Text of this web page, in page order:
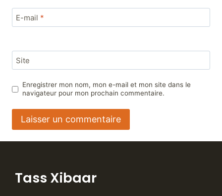
E-mail *
Site
Enregistrer mon nom, mon e-mail et mon site dans le
navigateur pour mon prochain commentaire.
Tass Xibaar